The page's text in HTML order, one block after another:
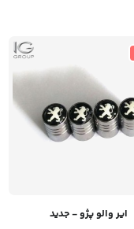
ایر والو پژو - جدید